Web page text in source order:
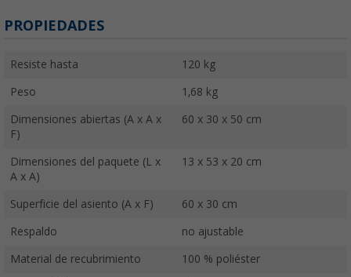
PROPIEDADES
Resiste hasta 120 kg
Peso 1,68 kg
Dimensiones abiertas (A x A x
F)
60 x 30 x 50 cm
Dimensiones del paquete (L x
A x A)
13 x 53 x 20 cm
Superficie del asiento (A x F) 60 x 30 cm
Respaldo no ajustable
Material de recubrimiento 100 % poliéster